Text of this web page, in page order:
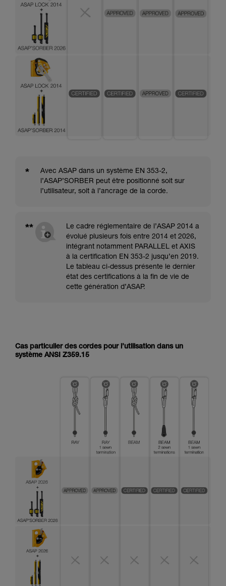
*
Avec ASAP dans un système EN 353-2,
l’ASAP’SORBER peut être positionné soit sur
l’utilisateur, soit à l’ancrage de la corde.
**
Le cadre réglementaire de l’ASAP 2014 a
évolué plusieurs fois entre 2014 et 2026,
intégrant notamment PARALLEL et AXIS
à la certification EN 353-2 jusqu’en 2019.
Le tableau ci-dessus présente le dernier
état des certifications à la fin de vie de
cette génération d’ASAP.
Cas particulier des cordes pour l’utilisation dans un
système ANSI Z359.15